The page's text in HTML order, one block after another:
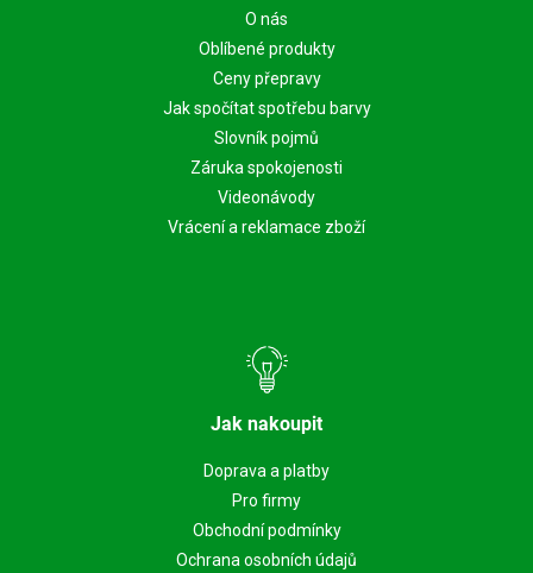
O nás
Oblíbené produkty
Ceny přepravy
Jak spočítat spotřebu barvy
Slovník pojmů
Záruka spokojenosti
Videonávody
Vrácení a reklamace zboží
Jak nakoupit
Doprava a platby
Pro firmy
Obchodní podmínky
Ochrana osobních údajů